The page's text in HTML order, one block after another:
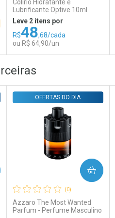
Colírio Hidratante e
Lubrificante Optive 10ml
Leve 2 itens por
R$48,68/cada
ou R$ 64,90/un
Comprar sem Desconto
Por R$ 64,90/cada
Por Menos
Comprar sem Desconto
Por R$ 64,90/cada
(0)
Azzaro The Most Wanted
Parfum - Perfume Masculino
OFERTAS DO DIA
COMPRAR